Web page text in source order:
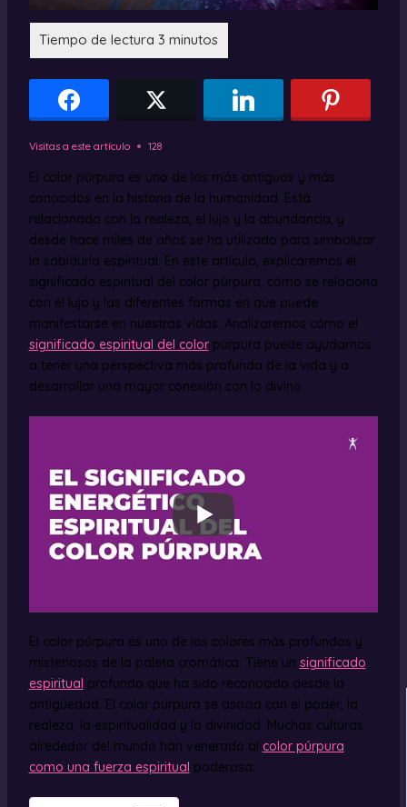
Visitas a este artículo 128
El color púrpura es uno de los más antiguos y más
conocidos en la historia de la humanidad. Está
relacionado con la realeza, el lujo y la abundancia, y
desde hace miles de años se ha utilizado para simbolizar
la sabiduría espiritual. En este artículo, explicaremos el
significado espiritual del color púrpura, cómo se relaciona
con el lujo y las diferentes formas en que puede
manifestarse en nuestras vidas. Analizaremos cómo el
significado espiritual del colorpúrpura puede ayudarnos
a tener una perspectiva más profunda de la vida y a
desarrollar una mayor conexión con lo divino.
El color púrpura es uno de los colores más profundos y
misteriosos de la paleta cromática. Tiene un significado
espiritual profundo que ha sido reconocido desde la
antigüedad. El color púrpura se asocia con el poder, la
realeza, la espiritualidad y la divinidad. Muchas culturas
alrededor del mundo han venerado al color púrpura
como una fuerza espiritual poderosa.